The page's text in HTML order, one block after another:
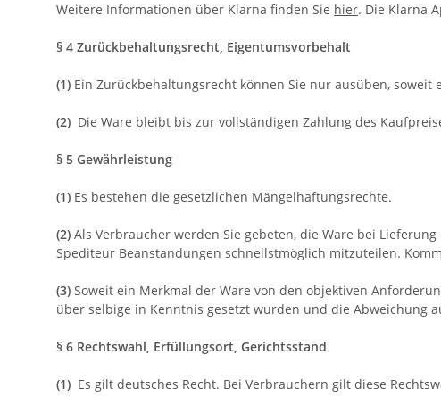
Weitere Informationen über Klarna finden Sie hier. Die Klarna
§ 4 Zurückbehaltungsrecht, Eigentumsvorbehalt
(1) Ein Zurückbehaltungsrecht können Sie nur ausüben,
(2) Die Ware bleibt bis zur vollständigen Zahlung des
§ 5 Gewährleistung
(1) Es bestehen die gesetzlichen Mängelhaftungsrechte.
(2) Als Verbraucher werden Sie gebeten, die Ware bei
Spediteur Beanstandungen schnellstmöglich mitzuteilen.
(3) Soweit ein Merkmal der Ware von den objektiven
über selbige in Kenntnis gesetzt wurden und die Abweichung
§ 6 Rechtswahl, Erfüllungsort, Gerichtsstand
(1) Es gilt deutsches Recht. Bei Verbrauchern gilt diese